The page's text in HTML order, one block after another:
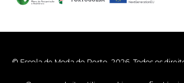
© Escola de Moda do Porto, 2026. Todos os